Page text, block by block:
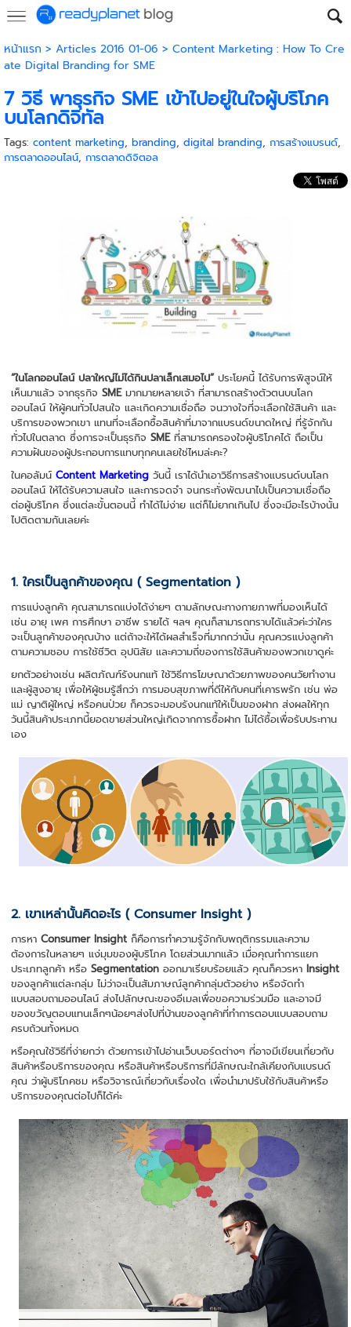
หน้าแรก > Articles 2016 01-06 > Content Marketing : How To Cre
ate Digital Branding for SME
7 วิธี พาธุรกิจ SME เข้าไปอยู่ในใจผู้บริโภค
บนโลกดิจิทัล
Tags: content marketing, branding, digital branding, การสร้างแบรนด์,
การตลาดออนไลน์, การตลาดดิจิตอล
“ในโลกออนไลน์ ปลาใหญ่ไม่ได้กินปลาเล็กเสมอไป”ประโยคนี้ ได้รับการพิสูจน์ให้
เห็นมาแล้ว จากธุรกิจSMEมากมายหลายเจ้า ที่สามารถสร้างตัวตนบนโลก
ออนไลน์ ให้ผู้คนทั่วไปสนใจ และเกิดความเชื่อถือ จนวางใจที่จะเลือกใช้สินค้า และ
บริการของพวกเขา แทนที่จะเลือกซื้อสินค้าที่มาจากแบรนด์ขนาดใหญ่ ที่รู้จักกัน
ทั่วไปในตลาด ซึ่งการจะเป็นธุรกิจSMEที่สามารถครองใจผู้บริโภคได้ ถือเป็น
ความฝันของผู้ประกอบการแทบทุกคนเลยใช่ไหมล่ะคะ?
ในคอลัมน์ Content Marketing วันนี้ เราได้นำเอาวิธีการสร้างแบรนด์บนโลก
ออนไลน์ ให้ได้รับความสนใจ และการจดจำ จนกระทั่งพัฒนาไปเป็นความเชื่อถือ
ต่อผู้บริโภค ซึ่งแต่ละขั้นตอนนี้ ทำได้ไม่ง่าย แต่ก็ไม่ยากเกินไป ซึ่งจะมีอะไรบ้างนั้น
ไปติดตามกันเลยค่ะ
1. ใครเป็นลูกค้าของคุณ ( Segmentation )
การแบ่งลูกค้า คุณสามารถแบ่งได้ง่ายๆ ตามลักษณะทางกายภาพที่มองเห็นได้
เช่น อายุ เพศ การศึกษา อาชีพ รายได้ ฯลฯ คุณก็สามารถทราบได้แล้วค่ะว่าใคร
จะเป็นลูกค้าของคุณบ้าง แต่ถ้าจะให้ได้ผลสำเร็จที่มากกว่านั้น คุณควรแบ่งลูกค้า
ตามความชอบ การใช้ชีวิต อุปนิสัย และความถี่ของการใช้สินค้าของพวกเขาดูค่ะ
ยกตัวอย่างเช่น ผลิตภัณฑ์รังนกแท้ ใช้วิธีการโฆษณาด้วยภาพของคนวัยทำงาน
และผู้สูงอายุ เพื่อให้ผู้ชมรู้สึกว่า การมอบสุขภาพที่ดีให้กับคนที่เคารพรัก เช่น พ่อ
แม่ ญาติผู้ใหญ่ หรือคนป่วย ก็ควรจะมอบรังนกแท้ให้เป็นของฝาก ส่งผลให้ทุก
วันนี้สินค้าประเภทนี้ยอดขายส่วนใหญ่เกิดจากการซื้อฝาก ไม่ได้ซื้อเพื่อรับประทาน
เอง
2. เขาเหล่านั้นคิดอะไร ( Consumer Insight )
การหาConsumer Insight ก็คือการทำความรู้จักกับพฤติกรรมและความ
ต้องการในหลายๆ แง่มุมของผู้บริโภค โดยส่วนมากแล้ว เมื่อคุณทำการแยก
ประเภทลูกค้า หรือSegmentation ออกมาเรียบร้อยแล้ว คุณก็ควรหาInsight
ของลูกค้าแต่ละกลุ่ม ไม่ว่าจะเป็นสัมภาษณ์ลูกค้ากลุ่มตัวอย่าง หรือจัดทำ
แบบสอบถามออนไลน์ ส่งไปลักษณะของอีเมลเพื่อขอความร่วมมือ และอาจมี
ของขวัญตอบแทนเล็กๆน้อยๆส่งไปที่บ้านของลูกค้าที่ทำการตอบแบบสอบถาม
ครบถ้วนทั้งหมด
หรือคุณใช้วิธีที่ง่ายกว่า ด้วยการเข้าไปอ่านเว็บบอร์ดต่างๆ ที่อาจมีเขียนเกี่ยวกับ
สินค้าหรือบริการของคุณ หรือสินค้าหรือบริการที่มีลักษณะใกล้เคียงกับแบรนด์
คุณ ว่าผู้บริโภคชม หรือวิจารณ์เกี่ยวกับเรื่องใด เพื่อนำมาปรับใช้กับสินค้าหรือ
บริการของคุณต่อไปก็ได้ค่ะ